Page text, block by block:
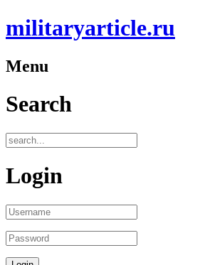
militaryarticle.ru
Menu
Search
Login